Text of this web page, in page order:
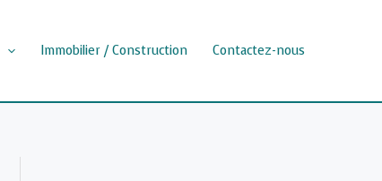
Immobilier / Construction Contactez-nous